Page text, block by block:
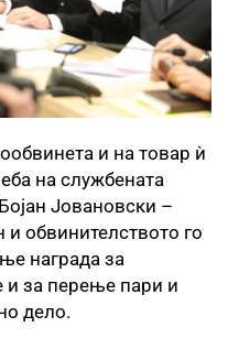
и на товар ѝ
на службената
Јовановски –
обвинителството го
награда за
и за перење пари и
дело.